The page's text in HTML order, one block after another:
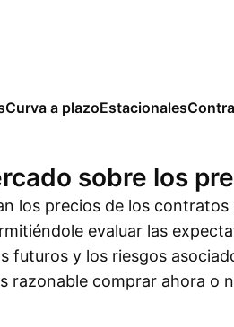
Curva a plazoEstacionales
sobre los
los precios de los contratos
evaluar las
futuros y los riesgos
razonable comprar ahora o